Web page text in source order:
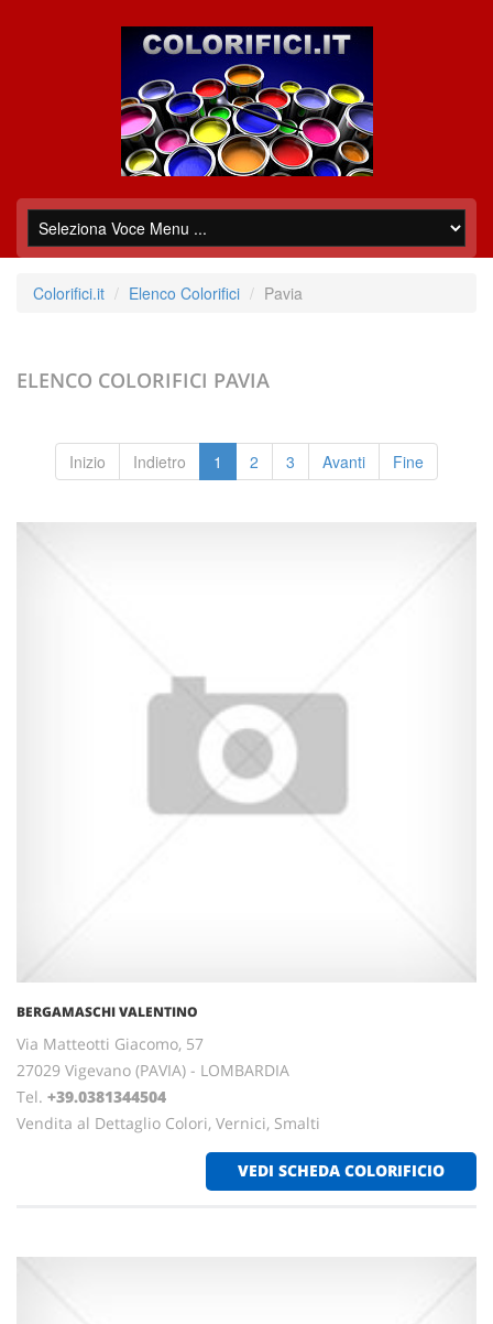
Colorifici.it Elenco Colorifici Pavia
ELENCO COLORIFICI PAVIA
Inizio Indietro 1 2 3 Avanti Fine
BERGAMASCHI VALENTINO
Via Matteotti Giacomo, 57
27029 Vigevano (PAVIA) - LOMBARDIA
Tel. +39.0381344504
Vendita al Dettaglio Colori, Vernici, Smalti
VEDI SCHEDA COLORIFICIO